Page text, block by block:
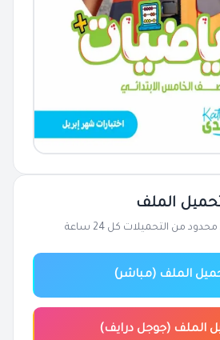
الملف
من التحميلات كل 24 ساعة
الملف (مباشر)
الملف (جوجل درايف)